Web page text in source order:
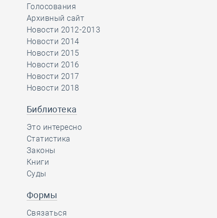
Голосования
Архивный сайт
Новости 2012-2013
Новости 2014
Новости 2015
Новости 2016
Новости 2017
Новости 2018
Библиотека
Это интересно
Статистика
Законы
Книги
Суды
Формы
Связаться